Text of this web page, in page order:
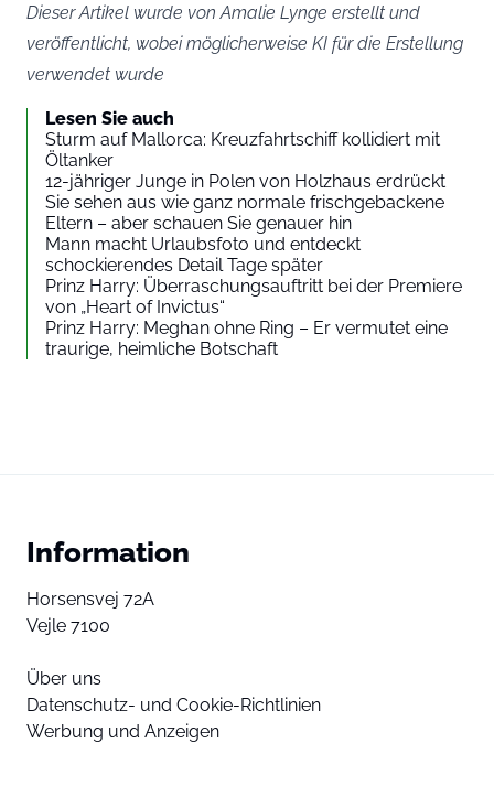
Dieser Artikel wurde von Amalie Lynge erstellt und
veröffentlicht, wobei möglicherweise KI für die Erstellung
verwendet wurde
Lesen Sie auch
Sturm auf Mallorca: Kreuzfahrtschiff kollidiert mit
Öltanker
12-jähriger Junge in Polen von Holzhaus erdrückt
Sie sehen aus wie ganz normale frischgebackene
Eltern – aber schauen Sie genauer hin
Mann macht Urlaubsfoto und entdeckt
schockierendes Detail Tage später
Prinz Harry: Überraschungsauftritt bei der Premiere
von „Heart of Invictus“
Prinz Harry: Meghan ohne Ring – Er vermutet eine
traurige, heimliche Botschaft
Information
Horsensvej 72A
Vejle 7100
Über uns
Datenschutz- und Cookie-Richtlinien
Werbung und Anzeigen